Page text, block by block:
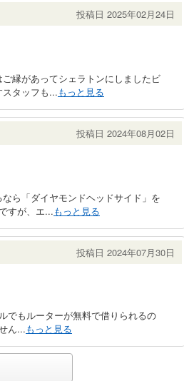
投稿日 2025年02月24日
縁があってシェラトンにしましたビ
タッフも...もっと見る
投稿日 2024年08月02日
ら「ダイヤモンドヘッドサイド」を
すが、エ...もっと見る
投稿日 2024年07月30日
でもルーターが無料で借りられるの
ん...もっと見る